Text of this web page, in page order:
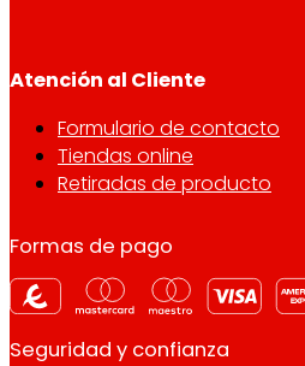
Atención al Cliente
Formulario de contacto
Tiendas online
Retiradas de producto
Formas de pago
Seguridad y confianza